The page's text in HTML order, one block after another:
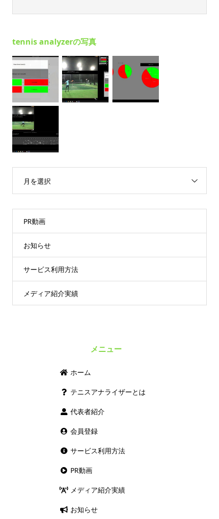
tennis analyzerの写真
月を選択
PR動画
お知らせ
サービス利用方法
メディア紹介実績
メニュー
ホーム
テニスアナライザーとは
代表者紹介
会員登録
サービス利用方法
PR動画
メディア紹介実績
お知らせ